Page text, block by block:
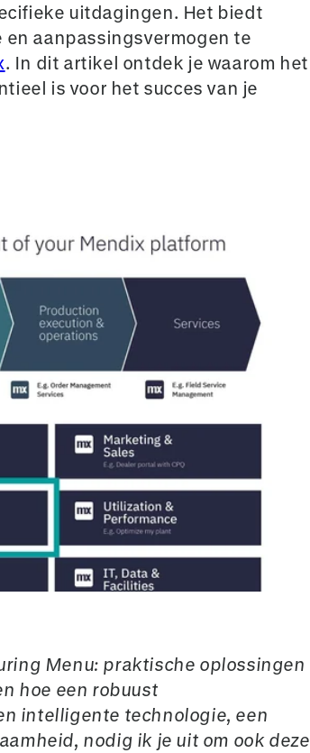
uitdagingen. Het biedt
aanpassingsvermogen te
. In dit artikel ontdek je waarom het
is voor het succes van je
Menu: praktische oplossingen
hoe een robuust
intelligente technologie, een
nodig ik je uit om ook deze